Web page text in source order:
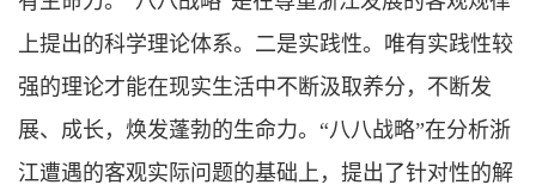
上提出的科学理论体系。二是实践性。唯有实践性较
强的理论才能在现实生活中不断汲取养分，不断发
展、成长，焕发蓬勃的生命力。“八八战略”在分析浙
江遭遇的客观实际问题的基础上，提出了针对性的解